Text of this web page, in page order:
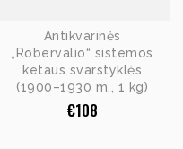
Antikvarinės
„Robervalio“ sistemos
ketaus svarstyklės
(1900–1930 m., 1 kg)
€108